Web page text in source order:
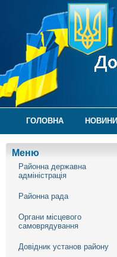
ГОЛОВНА НОВИНИ
Меню
Районна державна
адміністрація
Районна рада
Органи місцевого
самоврядування
Довідник установ району